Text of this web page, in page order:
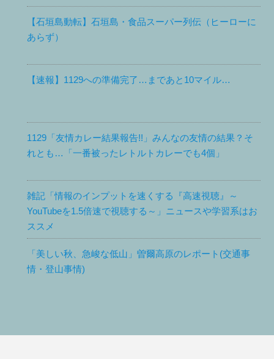
【石垣島動転】石垣島・食品スーパー列伝（ヒーローに
あらず）
【速報】1129への準備完了…まであと10マイル…
1129「友情カレー結果報告!!」みんなの友情の結果？そ
れとも…「一番被ったレトルトカレーでも4個」
雑記「情報のインプットを速くする『高速視聴』～
YouTubeを1.5倍速で視聴する～」ニュースや学習系はお
ススメ
「美しい秋、急峻な低山」曽爾高原のレポート(交通事
情・登山事情)